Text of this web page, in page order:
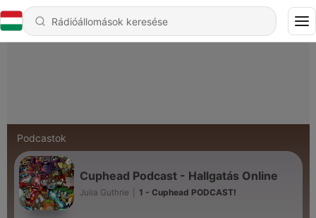
Podcastok
Cuphead Podcast - Hallgatás Online
Julia Guthrie 1 - Cuphead PODCAST!